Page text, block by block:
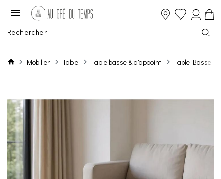
Mobilier Table Table basse & d'appoint Table Basse